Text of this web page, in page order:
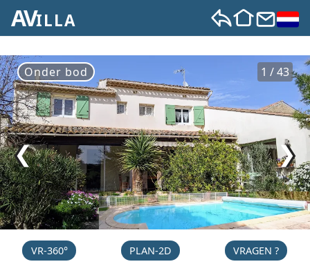
AVILLA
1 / 43
Onder bod
❯
❮
VR-360° PLAN-2D VRAGEN ?